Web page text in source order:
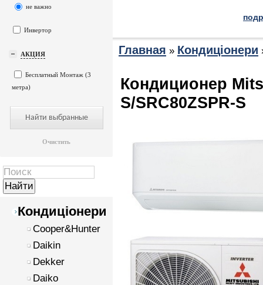
не важно
Инвертор
АКЦИЯ
Бесплатный Монтаж (3
метра)
Очистить
Кондиціонери
Cooper&Hunter
Daikin
Dekker
Daiko
Главная » Кондиціонери
Кондиционер
S/SRC80ZSPR-S